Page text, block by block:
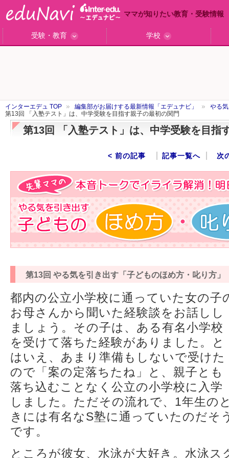
ママが知りたい教育・受験情報
受験・教育
学校
インターエデュ TOP 編集部がお届けする最新情報「エデュナビ」
やる
第13回 「入塾テスト」は、中学受験を目指す親子の最初の関門
第13回 「入塾テスト」は、中学受験を目指
< 前の記事 記事一覧へ 次
第13回 やる気を引き出す「子どものほめ方・叱り方」
都内の公立小学校に通っていた女の子
お母さんから聞いた経験談をお話しし
ましょう。その子は、ある有名小学校
を受けて落ちた経験がありました。と
はいえ、あまり準備もしないで受けた
ので「案の定落ちたね」と、親子とも
落ち込むことなく公立の小学校に入学
しました。ただその流れで、1年生の
きには有名なS塾に通っていたのだそ
です。
ところが彼女、水泳が大好き。水泳